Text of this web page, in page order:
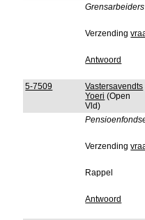
Verzending
Antwoord
5-7509
Vastersavendts
Yoeri (Open
Vld)
Verzending
Rappel
Antwoord